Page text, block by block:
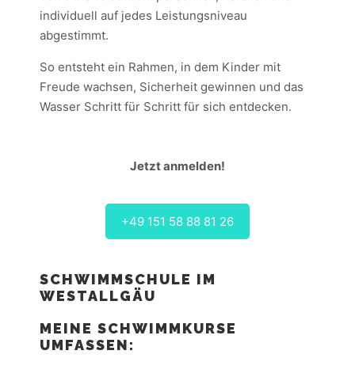
individuell auf jedes Leistungsniveau
abgestimmt.
So entsteht ein Rahmen, in dem Kinder mit
Freude wachsen, Sicherheit gewinnen und das
Wasser Schritt für Schritt für sich entdecken.
Jetzt anmelden!
+49 151 58 88 81 26
SCHWIMMSCHULE IM
WESTALLGÄU
MEINE SCHWIMMKURSE
UMFASSEN: